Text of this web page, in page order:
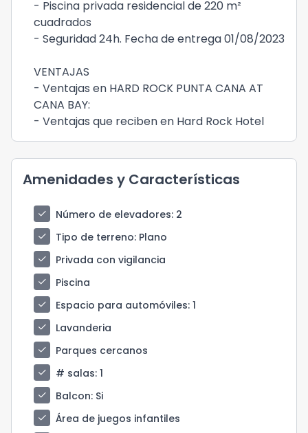
- Piscina privada residencial de 220 m²
cuadrados
- Seguridad 24h. Fecha de entrega 01/08/2023
VENTAJAS
- Ventajas en HARD ROCK PUNTA CANA AT
CANA BAY:
- Ventajas que reciben en Hard Rock Hotel
Amenidades y Características
check Número de elevadores: 2
check
Tipo de terreno: Plano
check
Privada con vigilancia
check
Piscina
check
Espacio para automóviles: 1
check
Lavanderia
check
Parques cercanos
check
# salas: 1
check
Balcon: Si
check
Área de juegos infantiles